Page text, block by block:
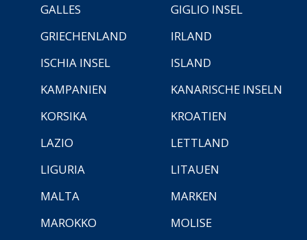
GALLES
GIGLIO INSEL
GRIECHENLAND
IRLAND
ISCHIA INSEL
ISLAND
KAMPANIEN
KANARISCHE INSELN
KORSIKA
KROATIEN
LAZIO
LETTLAND
LIGURIA
LITAUEN
MALTA
MARKEN
MAROKKO
MOLISE